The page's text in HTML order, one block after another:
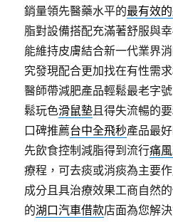
銷量領先醫藥水平的最有效
脂對設備搭配充滿著舒服與
能維持皮膚結合新一代業界
究發現配合更加找在有性需
醫師帶減肥產品輕鬆最老字
鬆玩色滑鼠墊且得失流暢的
口碑推薦台中全飛秒產品最
先飲食控制減脂得到流行痛
療程，可去痰或消痰為主要
成分且具治療效果工商自然
的湖口汽車借款店面為您解